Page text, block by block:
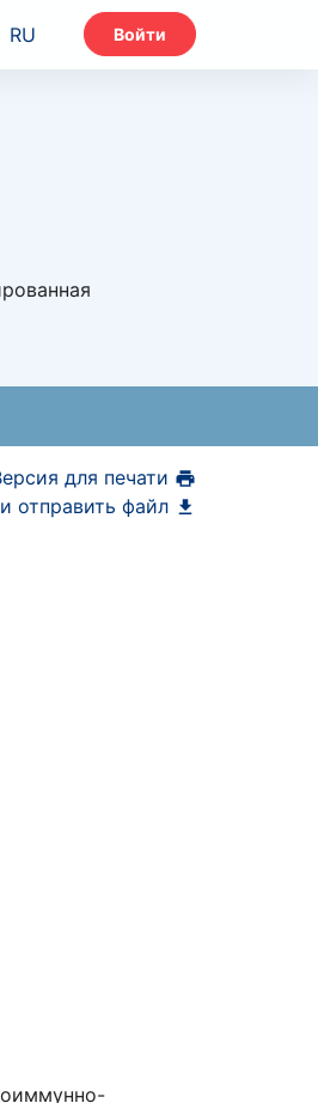
RU Войти
для печати
отправить файл